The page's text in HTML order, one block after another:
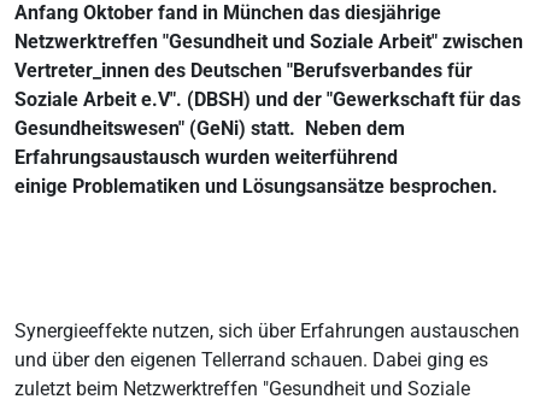
Anfang Oktober fand in München das diesjährige
Netzwerktreffen "Gesundheit und Soziale Arbeit" zwischen
Vertreter_innen des Deutschen "Berufsverbandes für
Soziale Arbeit e.V". (DBSH) und der "Gewerkschaft für das
Gesundheitswesen" (GeNi) statt. Neben dem
Erfahrungsaustausch wurden weiterführend
einige Problematiken und Lösungsansätze besprochen.
Synergieeffekte nutzen, sich über Erfahrungen austauschen
und über den eigenen Tellerrand schauen. Dabei ging es
zuletzt beim Netzwerktreffen "Gesundheit und Soziale